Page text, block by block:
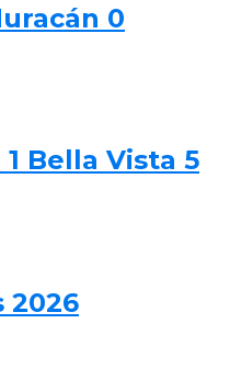
0
Bella Vista 5
2026